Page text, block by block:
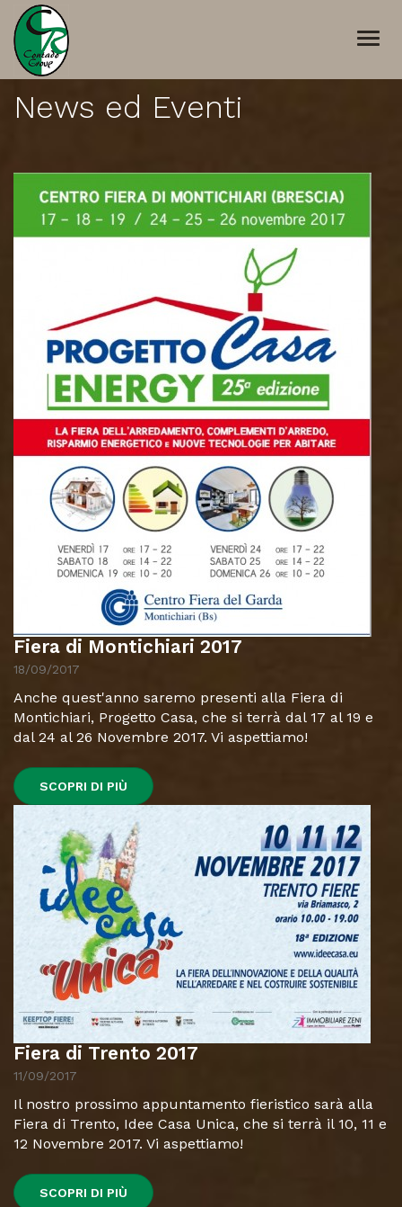
News ed Eventi
Fiera di Montichiari 2017
18/09/2017
Anche quest'anno saremo presenti alla Fiera di
Montichiari, Progetto Casa, che si terrà dal 17 al 19 e
dal 24 al 26 Novembre 2017. Vi aspettiamo!
SCOPRI DI PIÙ
Fiera di Trento 2017
11/09/2017
Il nostro prossimo appuntamento fieristico sarà alla
Fiera di Trento, Idee Casa Unica, che si terrà il 10, 11 e
12 Novembre 2017. Vi aspettiamo!
SCOPRI DI PIÙ